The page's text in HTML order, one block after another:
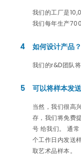
我们的工厂是
我们每年生产
4 如何设计产品？
我们的r&D团队
5 可以将样本发
当然，我们很高
存，我们将免费
号 给我们。 通
个工作日内发送
取艺术品样本。